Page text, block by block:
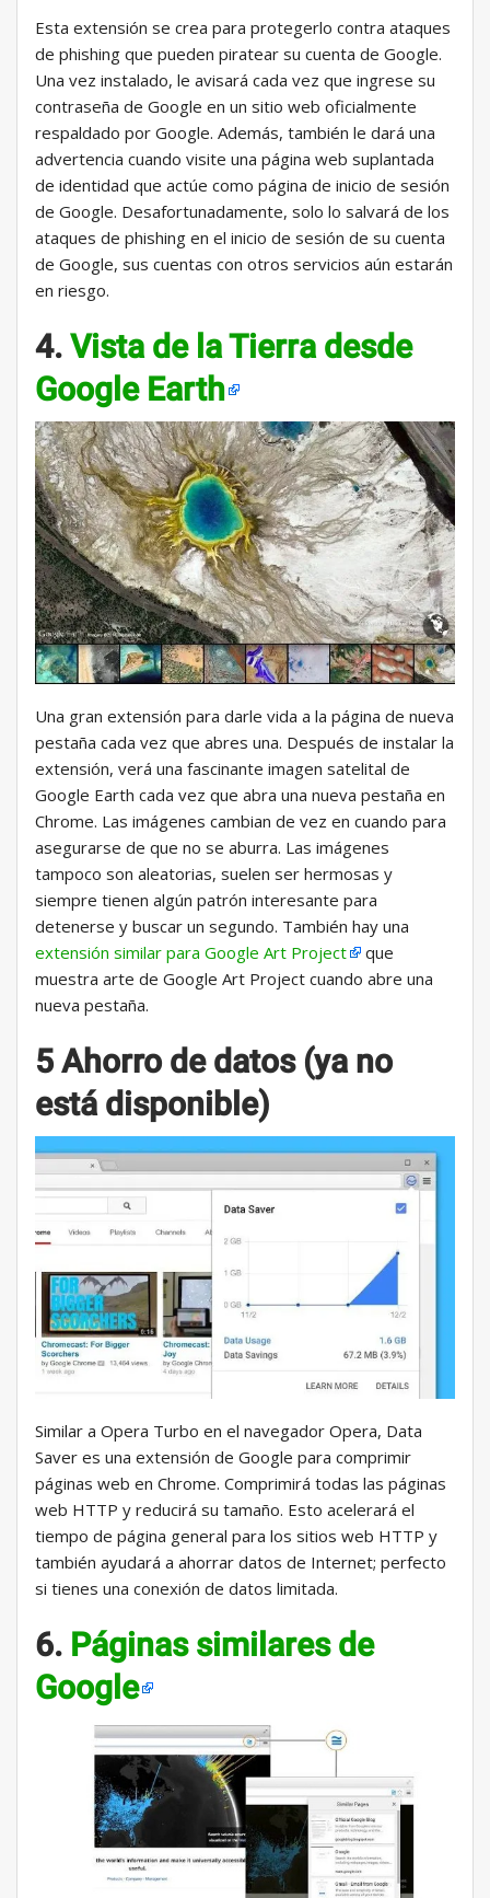
Esta extensión se crea para protegerlo contra ataques
de phishing que pueden piratear su cuenta de Google.
Una vez instalado, le avisará cada vez que ingrese su
contraseña de Google en un sitio web oficialmente
respaldado por Google. Además, también le dará una
advertencia cuando visite una página web suplantada
de identidad que actúe como página de inicio de sesión
de Google. Desafortunadamente, solo lo salvará de los
ataques de phishing en el inicio de sesión de su cuenta
de Google, sus cuentas con otros servicios aún estarán
en riesgo.
4. Vista de la Tierra desde
Google Earth
Una gran extensión para darle vida a la página de nueva
pestaña cada vez que abres una. Después de instalar la
extensión, verá una fascinante imagen satelital de
Google Earth cada vez que abra una nueva pestaña en
Chrome. Las imágenes cambian de vez en cuando para
asegurarse de que no se aburra. Las imágenes
tampoco son aleatorias, suelen ser hermosas y
siempre tienen algún patrón interesante para
detenerse y buscar un segundo. También hay una
extensión similar para Google Art Project
que
muestra arte de Google Art Project cuando abre una
nueva pestaña.
5 Ahorro de datos (ya no
está disponible)
Similar a Opera Turbo en el navegador Opera, Data
Saver es una extensión de Google para comprimir
páginas web en Chrome. Comprimirá todas las páginas
web HTTP y reducirá su tamaño. Esto acelerará el
tiempo de página general para los sitios web HTTP y
también ayudará a ahorrar datos de Internet; perfecto
si tienes una conexión de datos limitada.
6. Páginas similares de
Google